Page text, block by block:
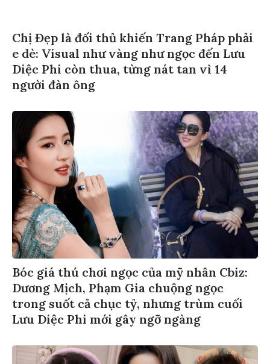
Chị Đẹp là đối thủ khiến Trang Pháp phải
e dè: Visual như vàng như ngọc đến Lưu
Diệc Phi còn thua, từng nát tan vì 14
người đàn ông
Bóc giá thú chơi ngọc của mỹ nhân Cbiz:
Dương Mịch, Phạm Gia chuộng ngọc
trong suốt cả chục tỷ, nhưng trùm cuối
Lưu Diệc Phi mới gây ngỡ ngàng